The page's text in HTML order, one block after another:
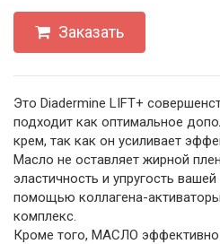
Заказать
Это Diadermine LIFT+
подходит как оптимальное
крем, так как он усиливает
Масло не оставляет жирной
эластичность и упругость
помощью коллагена-
комплекс.
Кроме того, МАСЛО эффективно